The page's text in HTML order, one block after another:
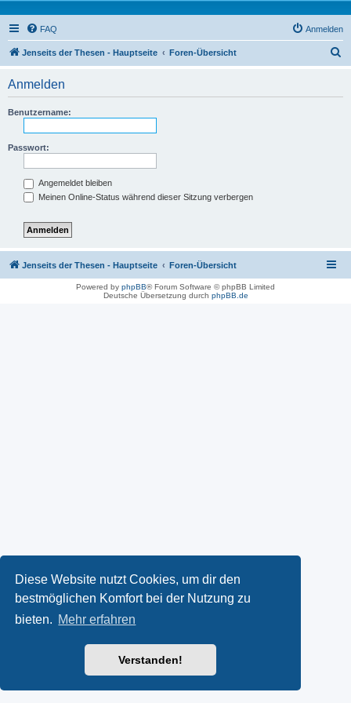
Diese Website nutzt Cookies, um dir den
bestmöglichen Komfort bei der Nutzung zu
bieten. Mehr erfahren
Verstanden!
FAQ Anmelden
Jenseits der Thesen - Hauptseite Foren-Übersicht
Anmelden
Benutzername:
Passwort:
Angemeldet bleiben
Meinen Online-Status während dieser Sitzung verbergen
Jenseits der Thesen - Hauptseite Foren-Übersicht
Powered by phpBB® Forum Software © phpBB Limited
Deutsche Übersetzung durch phpBB.de